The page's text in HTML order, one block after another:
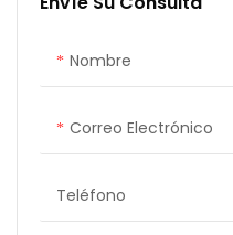
Nombre
Correo Electrónico
Teléfono